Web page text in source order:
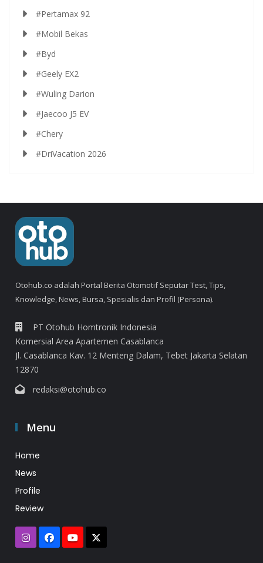
#Pertamax 92
#Mobil Bekas
#Byd
#Geely EX2
#Wuling Darion
#Jaecoo J5 EV
#Chery
#DriVacation 2026
Otohub.co adalah Portal Berita Otomotif Seputar Test, Tips,
Knowledge, News, Bursa, Spesialis dan Profil (Persona).
PT Otohub Homtronik Indonesia
Komersial Area Apartemen Casablanca
Jl. Casablanca Kav. 12 Menteng Dalam, Tebet Jakarta Selatan
12870
redaksi@otohub.co
Menu
Home
News
Profile
Review